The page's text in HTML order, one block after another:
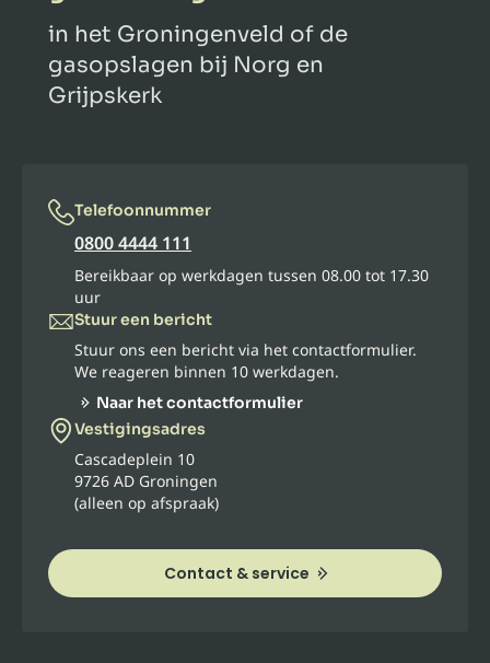
in het Groningenveld of de
gasopslagen bij Norg en
Grijpskerk
Telefoonnummer
0800 4444 111
Bereikbaar op werkdagen tussen 08.00 tot 17.30
uur
Stuur een bericht
Stuur ons een bericht via het contactformulier.
We reageren binnen 10 werkdagen.
Naar het contactformulier
Vestigingsadres
Cascadeplein 10
9726 AD Groningen
(alleen op afspraak)
Contact & service